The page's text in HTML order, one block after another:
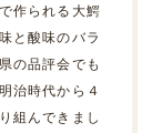
作られる大鰐
と酸味のバラ
の品評会でも
治時代から４
組んできまし